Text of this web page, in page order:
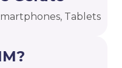
Tablets